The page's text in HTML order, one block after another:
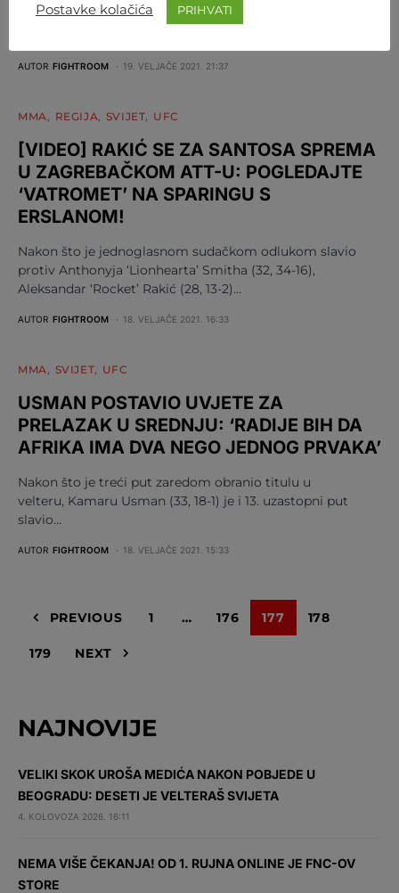
Kamarua Usmana (33, 18-1 protiv Gilberta Burnsa (34, 19-
AUTOR FIGHTROOM 19. VELJAČE 2021. 21:37
MMA REGIJA SVIJET UFC
[VIDEO] RAKIĆ SE ZA SANTOSA SPREMA
U ZAGREBAČKOM ATT-U: POGLEDAJTE
‘VATROMET’ NA SPARINGU S
ERSLANOM!
Nakon što je jednoglasnom sudačkom odlukom slavio
protiv Anthonyja ‘Lionhearta’ Smitha (32, 34-16),
Aleksandar ‘Rocket’ Rakić (28, 13-2)…
AUTOR FIGHTROOM 18. VELJAČE 2021. 16:33
MMA SVIJET UFC
USMAN POSTAVIO UVJETE ZA
PRELAZAK U SREDNJU: ‘RADIJE BIH DA
AFRIKA IMA DVA NEGO JEDNOG PRVAKA’
Nakon što je treći put zaredom obranio titulu u
velteru, Kamaru Usman (33, 18-1) je i 13. uzastopni put
slavio…
AUTOR FIGHTROOM 18. VELJAČE 2021. 15:33
PREVIOUS 1 … 176 177 178
179 NEXT
NAJNOVIJE
VELIKI SKOK UROŠA MEDIĆA NAKON POBJEDE U
BEOGRADU: DESETI JE VELTERAŠ SVIJETA
4. KOLOVOZA 2026. 16:11
NEMA VIŠE ČEKANJA! OD 1. RUJNA ONLINE JE FNC-OV
STORE
Postavke kolačića PRIHVATI